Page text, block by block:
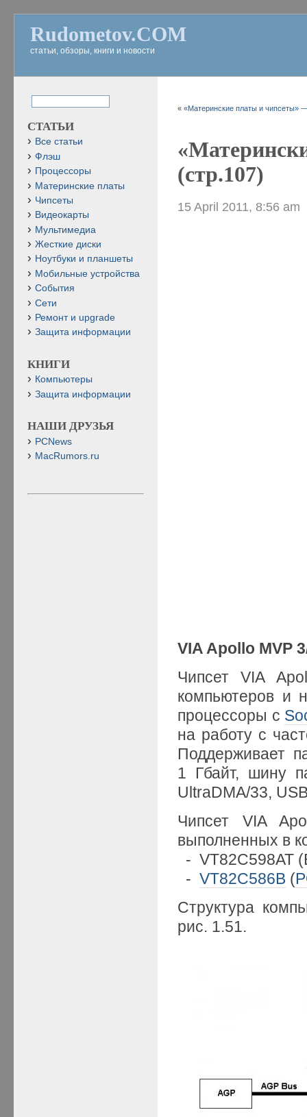
Rudometov.COM
статьи, обзоры, книги и новости
««Материнские платы и чипсеты»
(стр.107)
15 April 2011, 8:56 am
VIA Apollo MVP
Чипсет VIA
компьютеров и
процессоры с
на работу с
Поддерживает
1 Гбайт, шину
UltraDMA/33,
Чипсет VIA
выполненных в
- VT82C598AT
-VT82C586B (
Структура
рис. 1.51.
СТАТЬИ
Все статьи
Флэш
Процессоры
Материнские платы
Чипсеты
Видеокарты
Мультимедиа
Жесткие диски
Ноутбуки и планшеты
Мобильные устройства
События
Сети
Ремонт и upgrade
Защита информации
КНИГИ
Компьютеры
Защита информации
НАШИ ДРУЗЬЯ
PCNews
MacRumors.ru